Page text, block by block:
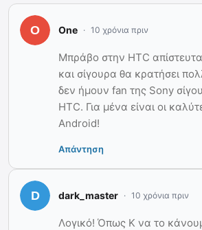
One 10 χρόνια πριν
Μπράβο στην HTC
και σίγουρα θα κρατήσει
δεν ήμουν fan της Sony
HTC. Για μένα είναι οι
Android!
Απάντηση
dark_master 10 χρόνια πριν
Λογικό! Όπως Κ να το